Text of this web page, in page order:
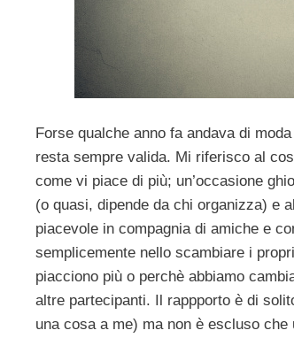
Forse qualche anno fa andava di
resta sempre valida. Mi riferisco al
come vi piace di più; un’occasione
(o quasi, dipende da chi organizza) e
piacevole in compagnia di amiche e
semplicemente nello scambiare i
piacciono più o perchè abbiamo
altre partecipanti. Il rappporto è di
una cosa a me) ma non è escluso